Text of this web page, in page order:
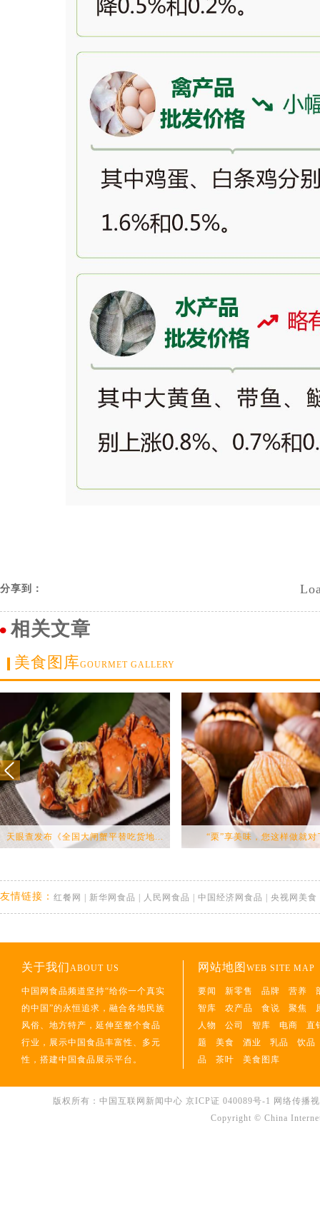
分享到：
相关文章
美食图库GOURMET GALLERY
天眼查发布《全国大闸蟹平替吃货地... “栗”享美味，您这样做就对
友情链接： 红餐网 新华网食品 人民网食品 中国经济网食品 央视网美食
关于我们 ABOUT US
中国网食品频道坚持“给你一个真实
的中国”的永恒追求，融合各地民族
风俗、地方特产，延伸至整个食品
行业，展示中国食品丰富性、多元
性，搭建中国食品展示平台。
网站地图 WEB SITE MAP
要闻 新零售 品牌 营养
智库
农产品 食说 聚焦
人物
公司 智库 电商
直
题
美食 酒业 乳品
饮品
品
茶叶 美食图库
版权所有：中国互联网新闻中心 京ICP证 040089号-1 网络传播
Copyright © China